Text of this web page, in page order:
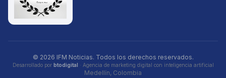
© 2026 IFM Noticias. Todos los derechos reservados.
Desarrollado por btodigital · Agencia de marketing digital con inteligencia artificial
Medellín, Colombia